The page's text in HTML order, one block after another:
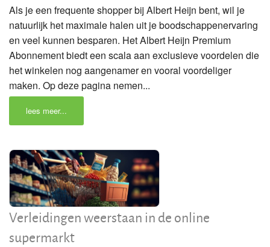
Als je een frequente shopper bij Albert Heijn bent, wil je
natuurlijk het maximale halen uit je boodschappenervaring
en veel kunnen besparen. Het Albert Heijn Premium
Abonnement biedt een scala aan exclusieve voordelen die
het winkelen nog aangenamer en vooral voordeliger
maken. Op deze pagina nemen...
lees meer...
Verleidingen weerstaan in de online
supermarkt